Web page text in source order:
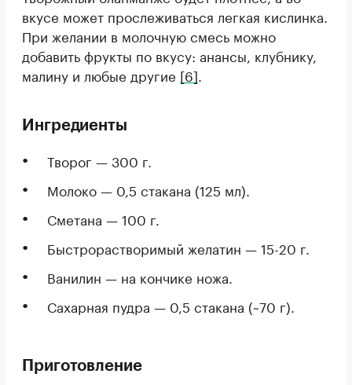
вкусе может прослеживаться легкая кислинка.
При желании в молочную смесь можно
добавить фрукты по вкусу: анансы, клубнику,
малину и любые другие [6]
Ингредиенты
Творог — 300 г.
Молоко — 0,5 стакана (125 мл).
Сметана — 100 г.
Быстрорастворимый желатин — 15-20 г.
Ванилин — на кончике ножа.
Сахарная пудра — 0,5 стакана (~70 г).
Приготовление